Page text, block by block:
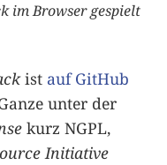
im Browser gespielt
ist auf GitHub
unter der
kurz NGPL,
Initiative